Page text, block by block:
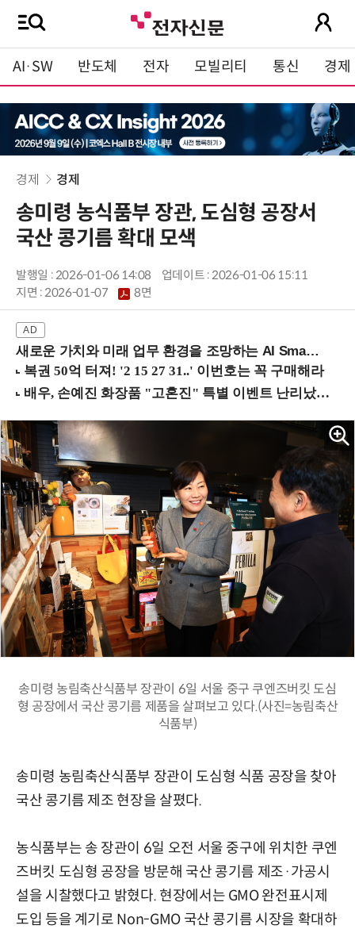
AI·SW 반도체 전자 모빌리티 통신 경제
경제 경제
송미령 농식품부 장관, 도심형 공장서
국산 콩기름 확대 모색
발행일 : 2026-01-06 14:08
업데이트 : 2026-01-06 15:11
지면 :2026-01-07 8면
새로운 가치와 미래 업무 환경을 조망하는 AI Smart Work Summit 2026 (9/11 코엑스)
송미령 농림축산식품부 장관이 6일 서울 중구 쿠엔즈버킷 도심
형 공장에서 국산 콩기름 제품을 살펴보고 있다.(사진=농림축산
식품부)
송미령 농림축산식품부 장관이 도심형 식품 공장을 찾아
국산 콩기름 제조 현장을 살폈다.
농식품부는 송 장관이 6일 오전 서울 중구에 위치한 쿠엔
즈버킷 도심형 공장을 방문해 국산 콩기름 제조·가공시
설을 시찰했다고 밝혔다. 현장에서는 GMO 완전표시제
도입 등을 계기로 Non-GMO 국산 콩기름 시장을 확대하